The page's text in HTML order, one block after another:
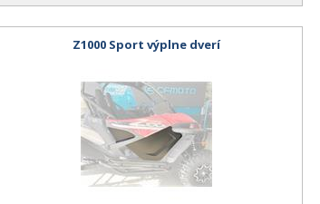
Z1000 Sport výplne dverí